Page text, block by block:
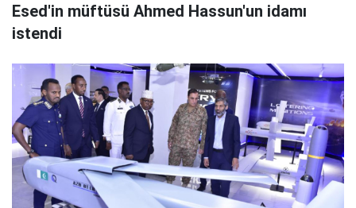
Esed'in müftüsü Ahmed Hassun'un idamı
istendi